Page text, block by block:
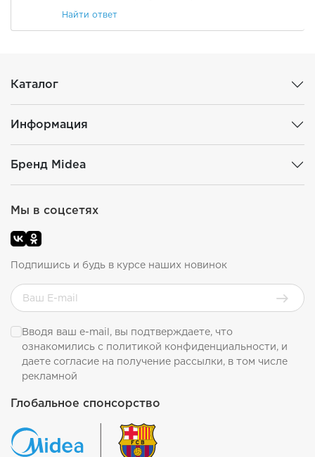
Найти ответ
Каталог
Информация
Бренд Midea
Глобальное спонсорство
Мы в соцсетях
Подпишись и будь в курсе наших новинок
Вводя ваш e-mail, вы подтверждаете, что
ознакомились с политикой конфиденциальности, и
даете согласие на получение рассылки, в том числе
рекламной